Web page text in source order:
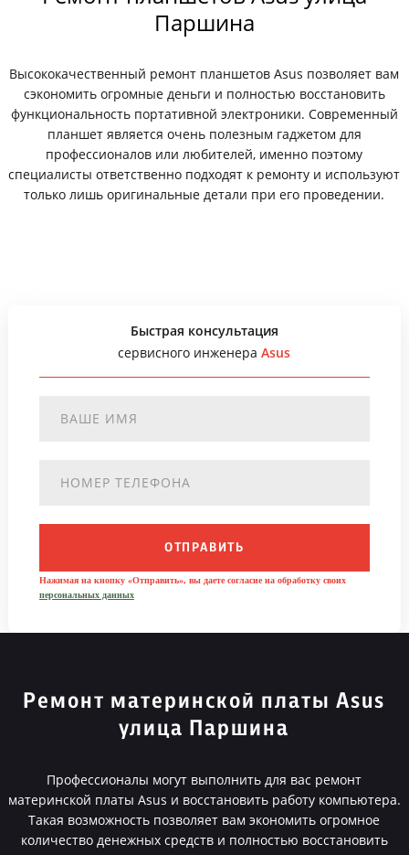
Паршина
Высококачественный ремонт планшетов Asus позволяет вам
сэкономить огромные деньги и полностью восстановить
функциональность портативной электроники. Современный
планшет является очень полезным гаджетом для
профессионалов или любителей, именно поэтому
специалисты ответственно подходят к ремонту и используют
только лишь оригинальные детали при его проведении.
Быстрая консультация
сервисного инженераAsus
ОТПРАВИТЬ
Нажимая на кнопку «Отправить», вы даете согласие на обработку своих
персональных данных
Ремонт материнской платы Asus
улица Паршина
Профессионалы могут выполнить для вас ремонт
материнской платы Asus и восстановить работу компьютера.
Такая возможность позволяет вам экономить огромное
количество денежных средств и полностью восстановить